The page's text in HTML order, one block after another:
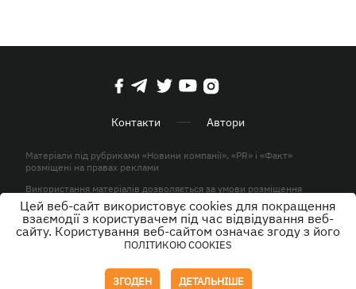
Контакти Автори
Матеріали під рубриками «Новини компанії», «PR» і «Факт»
розміщені на правах реклами
Використання матеріалів дозволяється за умови розміщення
активного гіперпосилання на KP.UA в першому абзаці.
© ТОВ «ЮЛАВ МЕДІА» 2026. Всі права захищені.
Цей веб-сайт використовує cookies для покращення
взаємодії з користувачем під час відвідування веб-
сайту. Користування веб-сайтом означає згоду з його
ПОЛІТИКОЮ COOKIES
ЗГОДЕН ДЕТАЛЬНІШЕ